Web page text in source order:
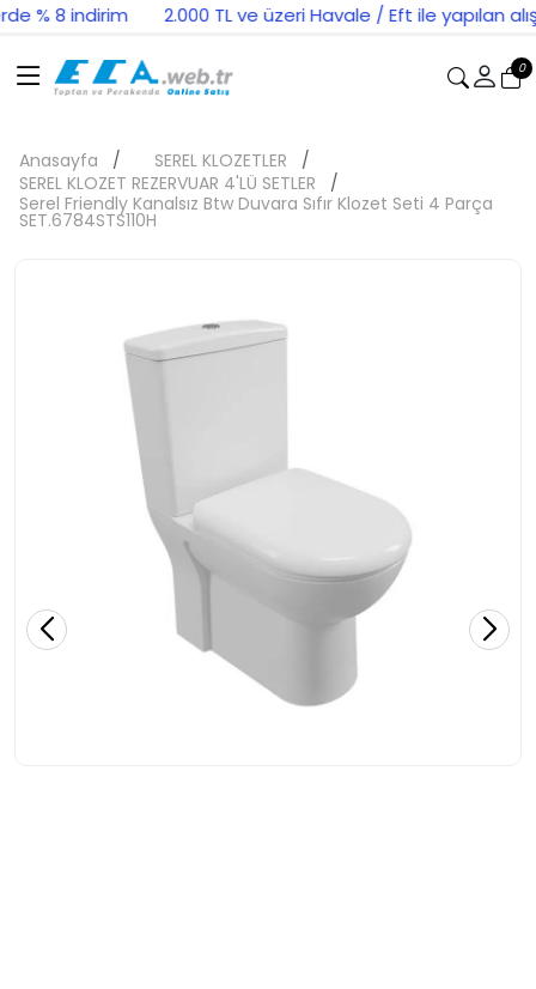
% 8 indirim 2.000 TL ve üzeri Havale / Eft ile yapılan
0
Anasayfa
SEREL KLOZETLER
SEREL KLOZET REZERVUAR 4'LÜ SETLER
Serel Friendly Kanalsız Btw Duvara Sıfır Klozet Seti 4 Parça
SET.6784STS110H